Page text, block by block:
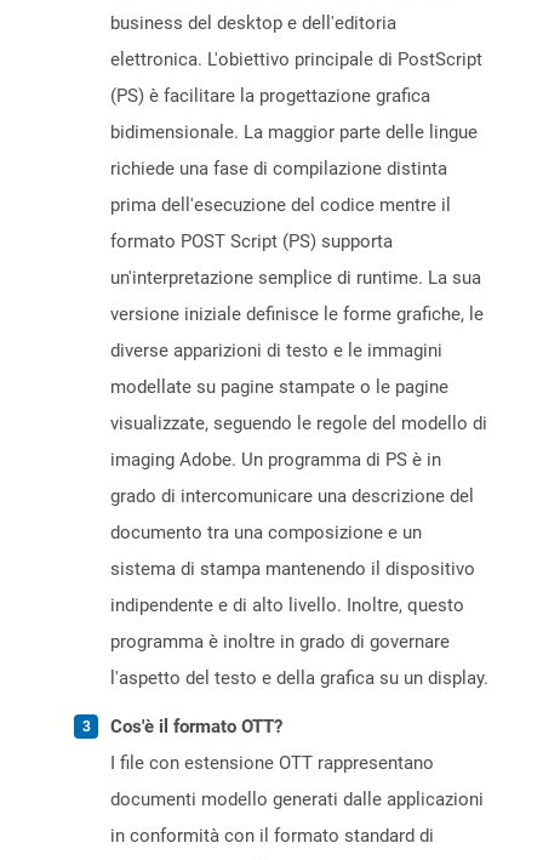
business del desktop e dell'editoria
elettronica. L'obiettivo principale di PostScript
(PS) è facilitare la progettazione grafica
bidimensionale. La maggior parte delle lingue
richiede una fase di compilazione distinta
prima dell'esecuzione del codice mentre il
formato POST Script (PS) supporta
un'interpretazione semplice di runtime. La sua
versione iniziale definisce le forme grafiche, le
diverse apparizioni di testo e le immagini
modellate su pagine stampate o le pagine
visualizzate, seguendo le regole del modello di
imaging Adobe. Un programma di PS è in
grado di intercomunicare una descrizione del
documento tra una composizione e un
sistema di stampa mantenendo il dispositivo
indipendente e di alto livello. Inoltre, questo
programma è inoltre in grado di governare
l'aspetto del testo e della grafica su un display.
Cos'è il formato OTT?
I file con estensione OTT rappresentano
documenti modello generati dalle applicazioni
in conformità con il formato standard di